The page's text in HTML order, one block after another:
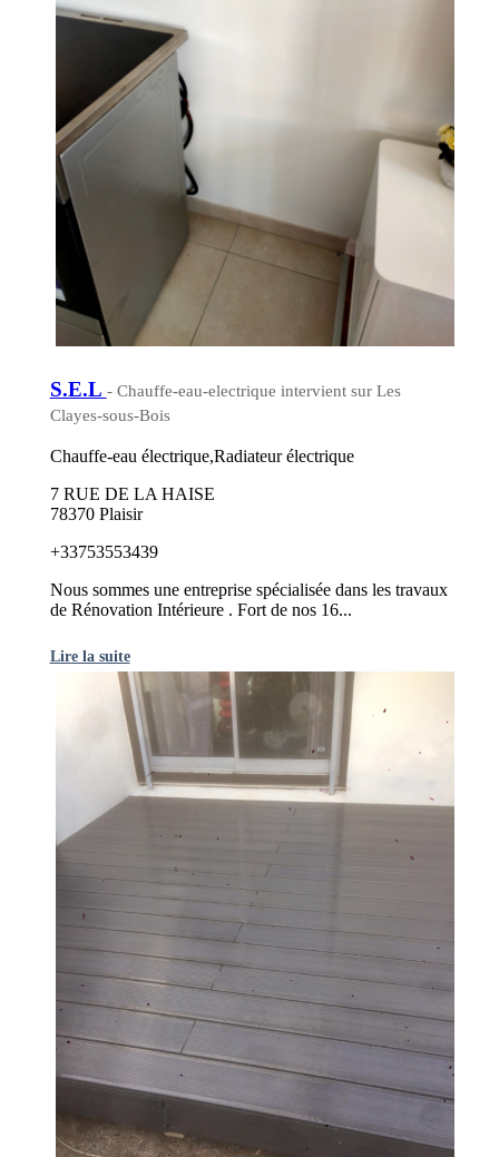
S.E.L - Chauffe-eau-electrique intervient sur Les
Clayes-sous-Bois
Chauffe-eau électrique,Radiateur électrique
7 RUE DE LA HAISE
78370 Plaisir
+33753553439
Nous sommes une entreprise spécialisée dans les travaux
de Rénovation Intérieure . Fort de nos 16...
Lire la suite